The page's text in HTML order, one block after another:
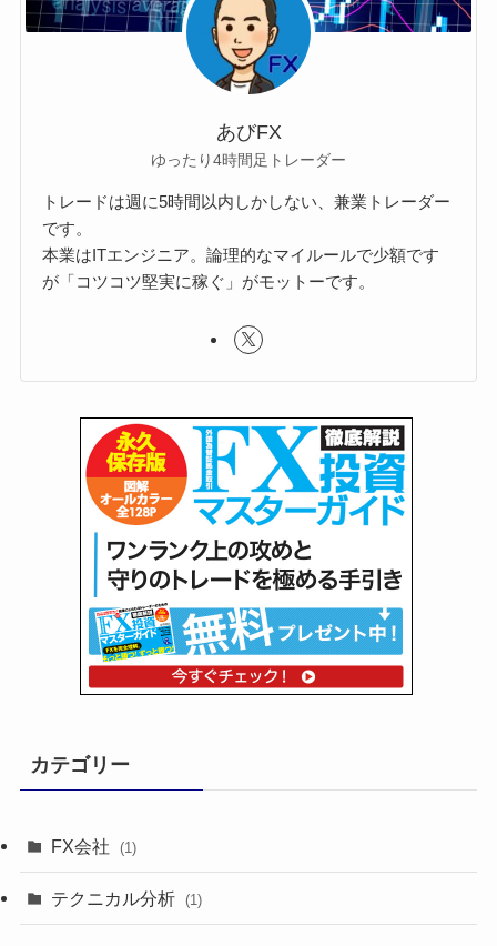
あびFX
ゆったり4時間足トレーダー
トレードは週に5時間以内しかしない、兼業トレーダー
です。
本業はITエンジニア。論理的なマイルールで少額です
が「コツコツ堅実に稼ぐ」がモットーです。
カテゴリー
FX会社 (1)
テクニカル分析 (1)